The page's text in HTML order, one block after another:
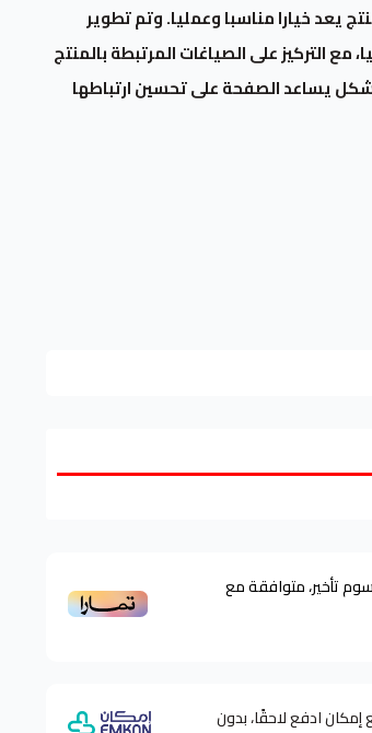
يعد خيارا مناسبا وعمليا. وتم تطوير
التركيز على الصياغات المرتبطة بالمنتج
يساعد الصفحة على تحسين ارتباطها
تأخير، متوافقة مع
مع إمكان ادفع لاحقًا، بدون